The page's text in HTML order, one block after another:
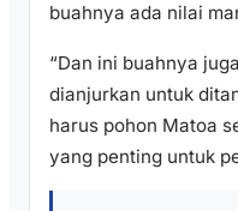
buahnya ada nilai
“Dan ini buahnya
dianjurkan untuk
harus pohon Matoa
yang penting untuk